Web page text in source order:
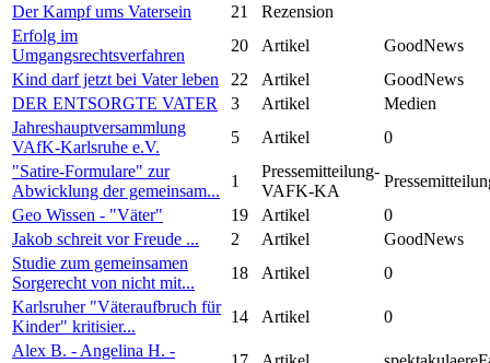
Der Kampf ums Vatersein
21
Rezension
Erfolg im
Umgangsrechtsverfahren
20 Artikel
GoodNews
Kind darf jetzt bei Vater leben
22 Artikel
GoodNews
DER ENTSORGTE VATER
3 Artikel
Medien
Jahreshauptversammlung
VAfK-Karlsruhe e.V.
5 Artikel
0
"Satire-Formulare" zur
Abwicklung der gemeinsam...
1
Pressemitteilung-
VAFK-KA
Geo Wissen - "Väter"
19 Artikel
0
Jakob schreit vor Freude ...
2 Artikel
GoodNews
Studie zum gemeinsamen
Sorgerecht von nicht mit...
18 Artikel
0
Karlsruher "Väteraufbruch für
Kinder" kritisier...
14 Artikel
0
Alex B. - Angelina H. -